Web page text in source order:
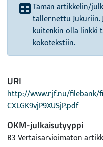
Tämän artikkelin/
tallennettu Jukuriin.
kuitenkin olla linkki
kokotekstiin.
URI
http://www.njf.nu/filebank/
CXLGK9vjP9XUSjP.pdf
OKM-julkaisutyyppi
B3 Vertaisarvioimaton